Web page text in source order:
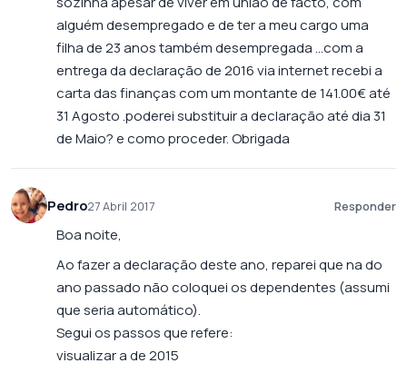
alguém desempregado e de ter a meu cargo uma
filha de 23 anos também desempregada …com a
entrega da declaração de 2016 via internet recebi a
carta das finanças com um montante de 141.00€ até
31 Agosto .poderei substituir a declaração até dia 31
de Maio? e como proceder. Obrigada
Pedro27 Abril 2017 Responder
Boa noite,
Ao fazer a declaração deste ano, reparei que na do
ano passado não coloquei os dependentes (assumi
que seria automático).
Segui os passos que refere:
visualizar a de 2015